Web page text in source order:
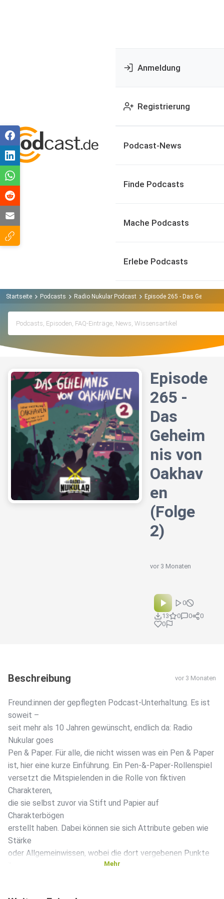
Anmeldung
Registrierung
Podcast-News
Finde Podcasts
Mache Podcasts
Erlebe Podcasts
Startseite Podcasts Radio Nukular Podcast Episode 265 - Das
Episode
265 -
Das
Geheim
nis von
Oakhav
en
(Folge
2)
vor 3 Monaten
0
13
0 0
0
0
Beschreibung vor 3 Monaten
Freund:innen der gepflegten Podcast-Unterhaltung. Es ist
soweit –
seit mehr als 10 Jahren gewünscht, endlich da: Radio
Nukular goes
Pen & Paper. Für alle, die nicht wissen was ein Pen & Paper
ist, hier eine kurze Einführung. Ein Pen-&-Paper-Rollenspiel
versetzt die Mitspielenden in die Rolle von fiktiven
Charakteren,
die sie selbst zuvor via Stift und Papier auf
Charakterbögen
erstellt haben. Dabei können sie sich Attribute geben wie
Stärke
oder Allgemeinwissen, wobei die dort vergebenen Punkte
Mehr